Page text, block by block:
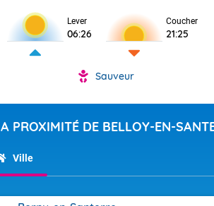
Pour la
Tendance
Lever
06:26
Coucher
21:25
Sauveur
A PROXIMITÉ DE BELLOY-EN-
Ville
Voici les
22/13 Paris :
Clermont-
Limoges :
Lille : 24/12
Calme,
territoire. On